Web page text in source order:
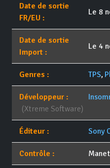
Date de sortie
FR/EU :
Le 8
Date de sortie
Import :
Le 4
Genres : TPS,
Développeur :
(Xtreme Software)
Éditeur : Sony
Contrôle :